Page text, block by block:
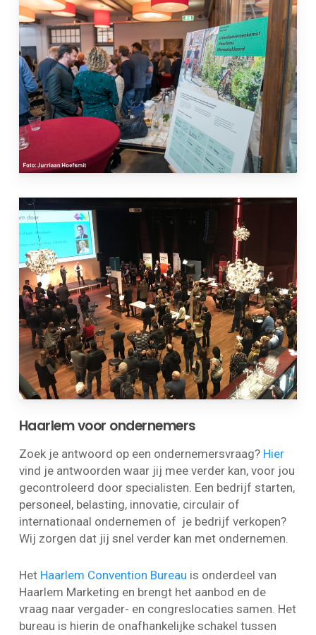
Haarlem voor ondernemers
Zoek je antwoord op een ondernemersvraag? Hier
vind je antwoorden waar jij mee verder kan, voor jou
gecontroleerd door specialisten. Een bedrijf starten,
personeel, belasting, innovatie, circulair of
internationaal ondernemen of je bedrijf verkopen?
Wij zorgen dat jij snel verder kan met ondernemen.
Het Haarlem Convention Bureau is onderdeel van
Haarlem Marketing en brengt het aanbod en de
vraag naar vergader- en congreslocaties samen. Het
bureau is hierin de onafhankelijke schakel tussen